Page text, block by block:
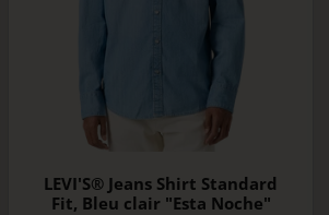
LEVI'S® Jeans Shirt Standard
Fit, Bleu clair "Esta Noche"